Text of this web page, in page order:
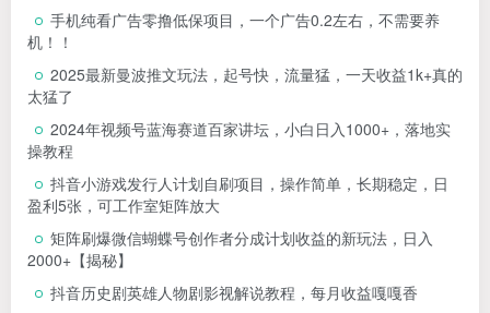
手机纯看广告零撸低保项目，一个广告0.2左右，不需要养
机！！
2025最新曼波推文玩法，起号快，流量猛，一天收益1k+真的
太猛了
2024年视频号蓝海赛道百家讲坛，小白日入1000+，落地实
操教程
抖音小游戏发行人计划自刷项目，操作简单，长期稳定，日
盈利5张，可工作室矩阵放大
矩阵刷爆微信蝴蝶号创作者分成计划收益的新玩法，日入
2000+【揭秘】
抖音历史剧英雄人物剧影视解说教程，每月收益嘎嘎香